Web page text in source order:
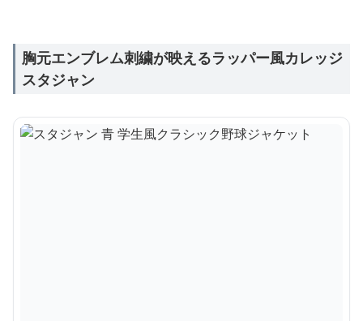
胸元エンブレム刺繍が映えるラッパー風カレッジ
スタジャン